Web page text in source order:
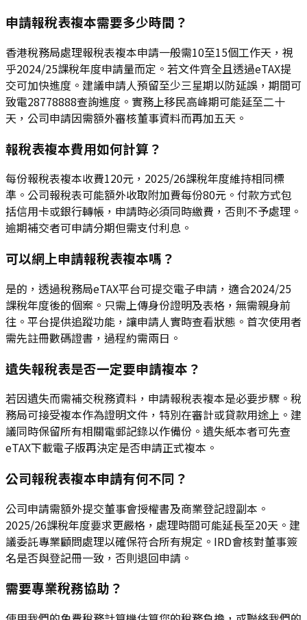
申請報稅表複本需要多少時間？
香港稅務局處理報稅表複本申請一般需10至15個工作天，視
乎2024/25課稅年度申請量而定。若文件齊全且透過eTAX提
交可加快進度。建議申請人預留至少三星期以防延誤，期間可
致電28778888查詢進度。實務上移民高峰期可能延至二十
天，公司申請因需額外審核董事資料而再加五天。
報稅表複本費用如何計算？
每份報稅表複本收費120元，2025/26課稅年度維持相同標
準。公司報稅表可能額外收取附加費每份80元。付款方式包
括信用卡或銀行轉帳，申請時必須同時繳費，否則不予處理。
逾期補交者可申請分期但需支付利息。
可以網上申請報稅表複本嗎？
是的，透過稅務局eTAX平台可提交電子申請，適合2024/25
課稅年度後的個案。只需上傳身份證明及表格，無需親身前
往。平台提供追蹤功能，讓申請人實時查看狀態。首次使用者
需先註冊數碼證書，過程約需兩日。
遺失報稅表是否一定要申請複本？
若因遺失而需補交稅務資料，申請報稅表複本是必要步驟。稅
務局可接受複本作為證明文件，特別在審計或貸款用途上。建
議同時保留所有相關電郵記錄以作備份。遺失紙本者可先查
eTAX下載電子版再決定是否申請正式複本。
公司報稅表複本申請有何不同？
公司申請需額外提交董事會授權書及商業登記證副本。
2025/26課稅年度要求更嚴格，處理時間可能延長至20天。建
議委託專業顧問處理以確保符合所有規定。IRD會核對董事簽
名是否與登記冊一致，否則退回申請。
需要專業稅務協助？